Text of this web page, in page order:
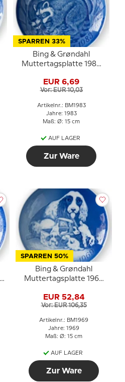
SPARREN 33%
Bing & Grøndahl
Muttertagsplatte 1983
EUR 6,69
Vor: EUR 10,03
Artikelnr.: BM1983
Jahre: 1983
Maß: Ø: 15 cm
AUF LAGER
Zur Ware
SPARREN 50%
Bing & Grøndahl
Muttertagsplatte 1969
Welpen
EUR 52,84
Vor: EUR 106,35
Artikelnr.: BM1969
Jahre: 1969
Maß: Ø: 15 cm
AUF LAGER
Zur Ware